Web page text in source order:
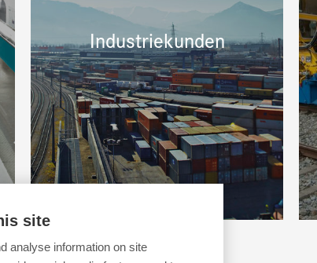
Industriekunden
site
analyse information on site